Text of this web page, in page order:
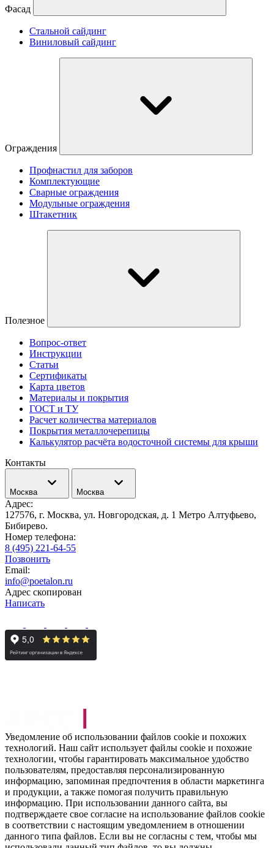
Фасад
Стальной сайдинг
Виниловый сайдинг
Ограждения
Профнастил для заборов
Комплектующие
Сварные ограждения
Модульные ограждения
Штакетник
Полезное
Вопрос-ответ
Инструкции
Статьи
Сертификаты
Карта цветов
Материалы и покрытия
ГОСТ и ТУ
Расчет количества материалов
Покрытия металлочерепицы
Калькулятор расчёта водосточной системы для крыши
Контакты
Москва Москва
Адрес:
127576, г. Москва, ул. Новгородская, д. 1 Метро Алтуфьево,
Бибирево.
Номер телефона:
8 (495) 221-64-55
Позвонить
Email:
info@poetalon.ru
Адрес скопирован
Написать
Уведомление об использовании файлов cookie и похожих
технологий. Наш сайт использует файлы cookie и похожие
технологии, чтобы гарантировать максимальное удобство
пользователям, предоставляя персонализированную
информацию, запоминая предпочтения в области маркетинга
и продукции, а также помогая получить правильную
информацию. При использовании данного сайта, вы
подтверждаете свое согласие на использование файлов cookie
в соответствии с настоящим уведомлением в отношении
данного типа файлов. Если вы не согласны с тем, чтобы мы